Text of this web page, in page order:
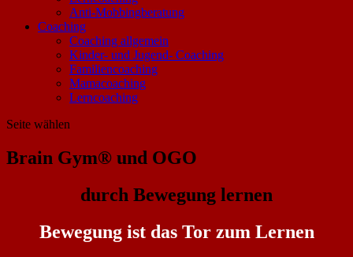
Anti-Mobbingberatung
Coaching
Coaching allgemein
Kinder- und Jugend- Coaching
Familiencoaching
Mamacoaching
Lerncoaching
Seite wählen
Brain Gym® und OGO
durch Bewegung lernen
Bewegung ist das Tor zum Lernen